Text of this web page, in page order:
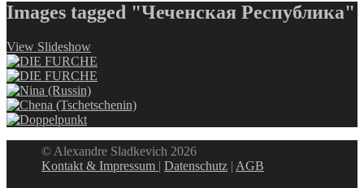
Images tagged "Чеченская Республика"
View Slideshow
© Alexandre Sladkevich 2026
Kontakt & Impressum |Datenschutz | AGB